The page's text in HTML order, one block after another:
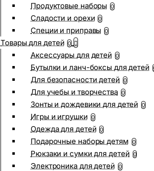
Продуктовые наборы 0
Сладости и орехи 0
Специи и приправы 0
Товары для детей 0
Аксессуары для детей 0
Бутылки и ланч-боксы для детей
Для безопасности детей 0
Для учебы и творчества 0
Зонты и дождевики для детей 0
Игры и игрушки 0
Одежда для детей 0
Подарочные наборы детям 0
Рюкзаки и сумки для детей 0
Электроника для детей 0